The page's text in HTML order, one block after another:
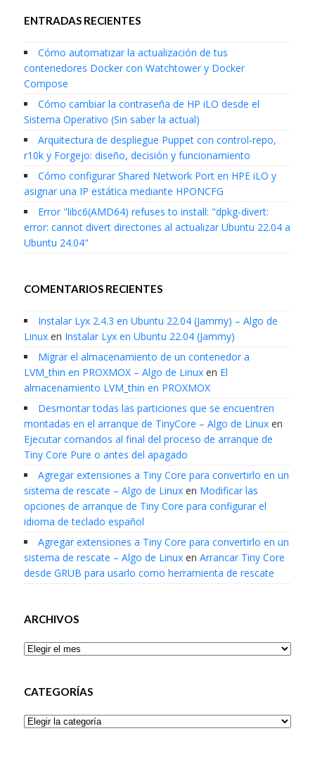
ENTRADAS RECIENTES
Cómo automatizar la actualización de tus
contenedores Docker con Watchtower y Docker
Compose
Cómo cambiar la contraseña de HP iLO desde el
Sistema Operativo (Sin saber la actual)
Arquitectura de despliegue Puppet con control-repo,
r10k y Forgejo: diseño, decisión y funcionamiento
Cómo configurar Shared Network Port en HPE iLO y
asignar una IP estática mediante HPONCFG
Error "libc6(AMD64) refuses to install: "dpkg-divert:
error: cannot divert directories al actualizar Ubuntu 22.04 a
Ubuntu 24.04"
COMENTARIOS RECIENTES
Instalar Lyx 2.4.3 en Ubuntu 22.04 (Jammy) – Algo de
Linuxen Instalar Lyx en Ubuntu 22.04 (Jammy)
Migrar el almacenamiento de un contenedor a
LVM_thin en PROXMOX – Algo de Linuxen El
almacenamiento LVM_thin en PROXMOX
Desmontar todas las particiones que se encuentren
montadas en el arranque de TinyCore – Algo de Linuxen
Ejecutar comandos al final del proceso de arranque de
Tiny Core Pure o antes del apagado
Agregar extensiones a Tiny Core para convertirlo en un
sistema de rescate – Algo de Linuxen Modificar las
opciones de arranque de Tiny Core para configurar el
idioma de teclado español
Agregar extensiones a Tiny Core para convertirlo en un
sistema de rescate – Algo de Linuxen Arrancar Tiny Core
desde GRUB para usarlo como herramienta de rescate
ARCHIVOS
Archivos
CATEGORÍAS
Categorías